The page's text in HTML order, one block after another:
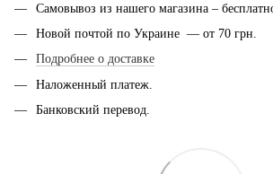
Самовывоз из нашего магазина –
Новой почтой по Украине — от 70 грн.
Подробнее о доставке
Наложенный платеж.
Банковский перевод.